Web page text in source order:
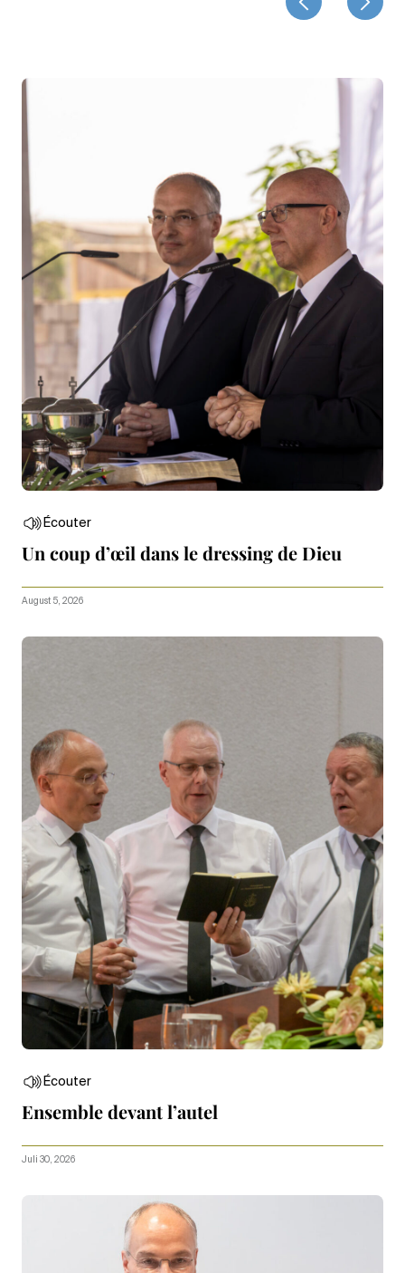
Écouter
Un coup d’œil dans le dressing de Dieu
August 5, 2026
Écouter
Ensemble devant l’autel
Juli 30, 2026